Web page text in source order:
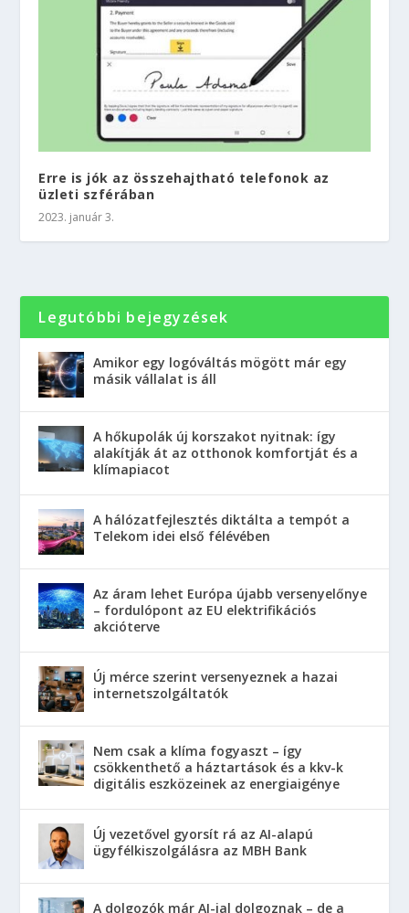
Erre is jók az összehajtható telefonok az
üzleti szférában
2023. január 3.
Legutóbbi bejegyzések
Amikor egy logóváltás mögött már egy
másik vállalat is áll
A hőkupolák új korszakot nyitnak: így
alakítják át az otthonok komfortját és a
klímapiacot
A hálózatfejlesztés diktálta a tempót a
Telekom idei első félévében
Az áram lehet Európa újabb versenyelőnye
– fordulópont az EU elektrifikációs
akcióterve
Új mérce szerint versenyeznek a hazai
internetszolgáltatók
Nem csak a klíma fogyaszt – így
csökkenthető a háztartások és a kkv-k
digitális eszközeinek az energiaigénye
Új vezetővel gyorsít rá az AI-alapú
ügyfélkiszolgálásra az MBH Bank
A dolgozók már AI-jal dolgoznak – de a